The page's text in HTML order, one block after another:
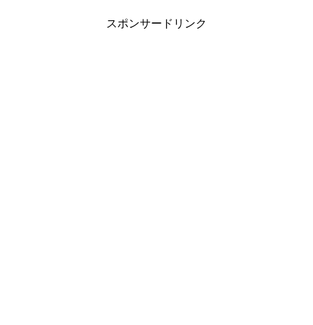
スポンサードリンク